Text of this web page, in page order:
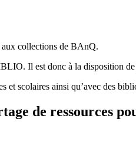
aux collections de BAnQ.
Il est donc à la disposition
scolaires ainsi qu’avec des
de ressources